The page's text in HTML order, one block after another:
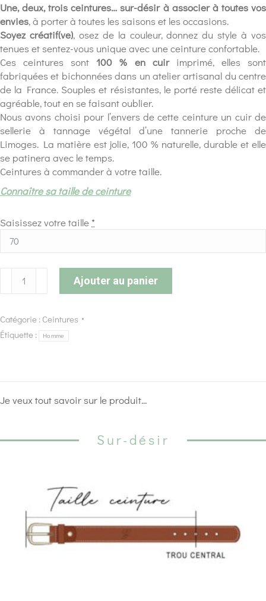
Une, deux, trois ceintures… sur-désir à associer à toutes vos
envies, à porter à toutes les saisons et les occasions.
Soyez créatif(ve), osez de la couleur, donnez du style à vos
tenues et sentez-vous unique avec une ceinture confortable.
Ces ceintures sont 100 % en cuirimprimé, elles sont
fabriquées et bichonnées dans un atelier artisanal du centre
de la France. Souples et résistantes, le porté reste délicat et
agréable, tout en se faisant oublier.
Nous avons choisi pour l’envers de cette ceinture un cuir de
sellerie à tannage végétal d’une tannerie proche de
Limoges. La matière est jolie, 100 % naturelle, durable et elle
se patinera avec le temps.
Ceintures à commander à votre taille.
Connaître sa taille de ceinture
Saisissez votre taille *
Ajouter au panier
Catégorie : Ceintures
Étiquette :
Homme
Je veux tout savoir sur le produit...
Sur-désir